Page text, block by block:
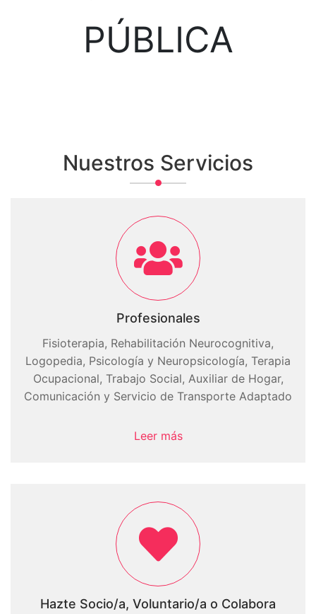
PÚBLICA
Nuestros Servicios
Profesionales
Fisioterapia, Rehabilitación Neurocognitiva,
Logopedia, Psicología y Neuropsicología, Terapia
Ocupacional, Trabajo Social, Auxiliar de Hogar,
Comunicación y Servicio de Transporte Adaptado
Leer más
Hazte Socio/a, Voluntario/a o Colabora